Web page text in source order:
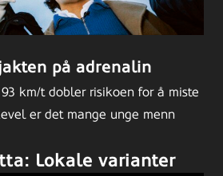
på adrenalin
km/t dobler risikoen for å miste
er det mange unge menn
Lokale varianter